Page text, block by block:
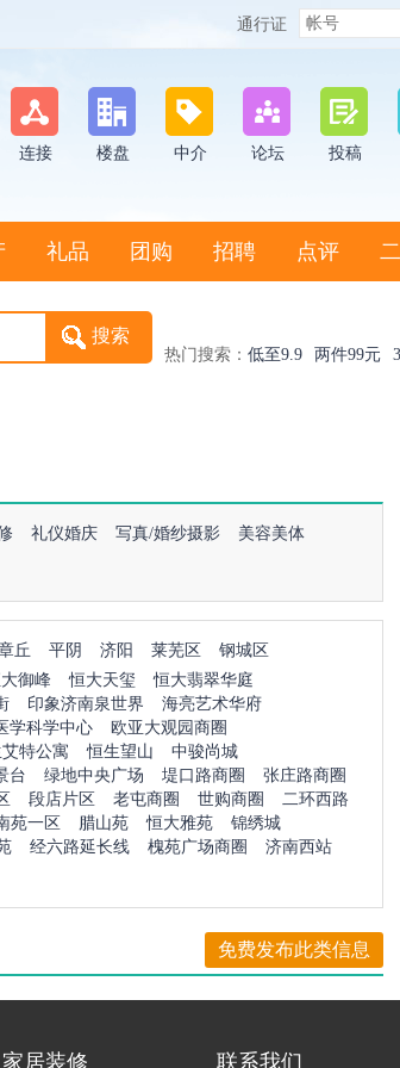
通行证
连接 楼盘 中介 论坛 投稿
礼品 团购 招聘 点评
热门搜索： 低至9.9 两件99元
礼仪婚庆 写真/婚纱摄影
美容美体
丘 平阴 济阳 莱芜区
钢城区
御峰 恒大天玺
恒大翡翠华庭
印象济南泉世界
海亮艺术华府
学科学中心
欧亚大观园商圈
特公寓 恒生望山
中骏尚城
台 绿地中央广场 堤口路商圈
张庄路商圈
段店片区 老屯商圈 世购商圈
二环西路
苑一区 腊山苑 恒大雅苑
锦绣城
经六路延长线 槐苑广场商圈
济南西站
免费发布此类信息
家居装修 联系我们